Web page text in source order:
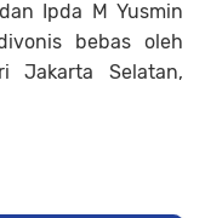
Ipda M Yusmin
bebas oleh
Jakarta Selatan,